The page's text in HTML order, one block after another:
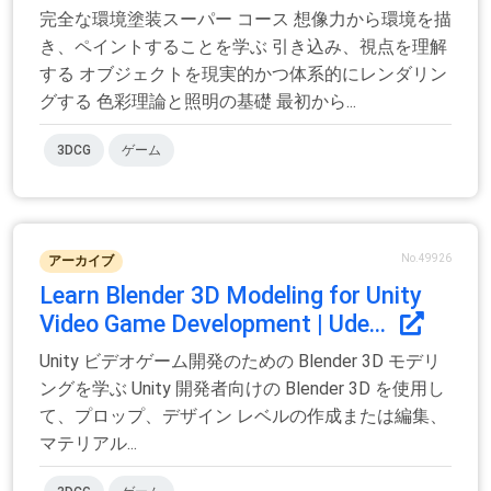
完全な環境塗装スーパー コース 想像力から環境を描
き、ペイントすることを学ぶ 引き込み、視点を理解
する オブジェクトを現実的かつ体系的にレンダリン
グする 色彩理論と照明の基礎 最初から...
3DCG ゲーム
アーカイブ No.49926
Learn Blender 3D Modeling for Unity
Video Game Development | Ude...
Unity ビデオゲーム開発のための Blender 3D モデリ
ングを学ぶ Unity 開発者向けの Blender 3D を使用し
て、プロップ、デザイン レベルの作成または編集、
マテリアル...